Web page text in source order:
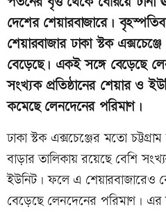
দেশের শেয়ারবাজারে।
শেয়ারবাজার ঢাকা স্টক
বেড়েছে। একই সঙ্গে বেড়েছে
সংখ্যক প্রতিষ্ঠানের শেয়ার ও
কমেছে লেনদেনের পরিমাণ।
ঢাকা স্টক এক্সচেঞ্জের মতো
বাড়ার তালিকায় রয়েছে বেশি
ইউনিট। ফলে এ শেয়ারবাজারেও
বেড়েছে লেনদেনের পরিমাণ। এর